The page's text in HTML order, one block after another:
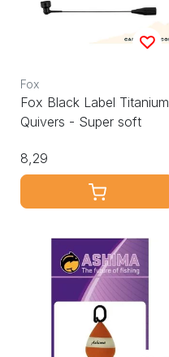
Fox
Fox Black Label Titanium
Quivers - Super soft
8,29